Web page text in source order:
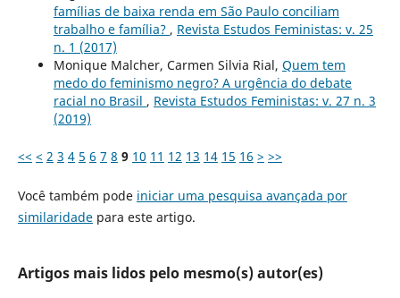
famílias de baixa renda em São Paulo conciliam
trabalho e família? , Revista Estudos Feministas: v. 25
n. 1 (2017)
Monique Malcher, Carmen Silvia Rial, Quem tem
medo do feminismo negro? A urgência do debate
racial no Brasil , Revista Estudos Feministas: v. 27 n. 3
(2019)
<< < 2 3 4 5 6 7 8 9 10 11 12 13 14 15 16 > >>
Você também pode iniciar uma pesquisa avançada por
similaridadepara este artigo.
Artigos mais lidos pelo mesmo(s) autor(es)